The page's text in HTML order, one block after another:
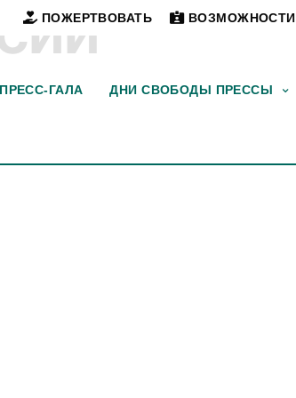
ПОЖЕРТВОВАТЬ ВОЗМОЖНОСТИ
ПРЕСС-ГАЛА ДНИ СВОБОДЫ ПРЕССЫ